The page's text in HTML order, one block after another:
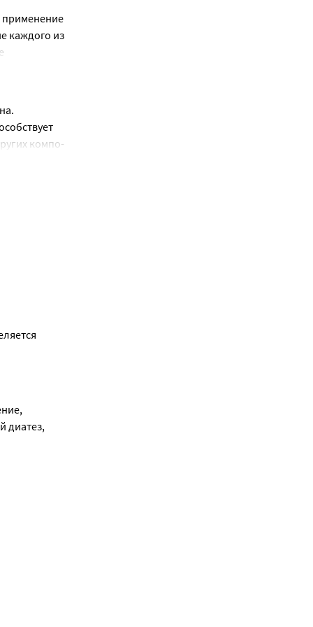
применение
каждого из
для
компо-
в
диатез,